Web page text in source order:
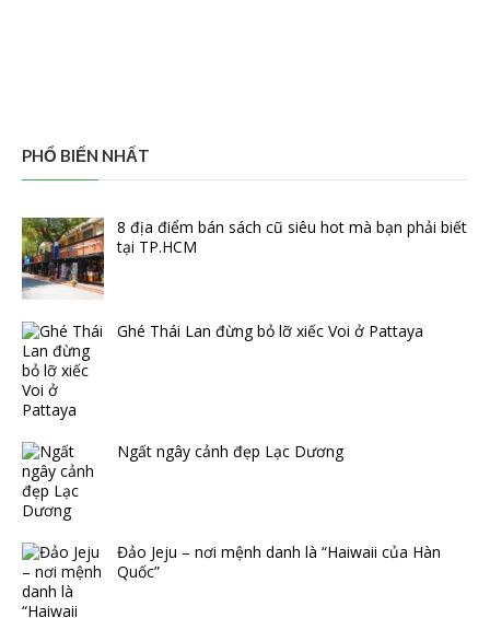
PHỔ BIẾN NHẤT
8 địa điểm bán sách cũ siêu hot mà bạn phải biết
tại TP.HCM
Ghé Thái Lan đừng bỏ lỡ xiếc Voi ở Pattaya
Ngất ngây cảnh đẹp Lạc Dương
Đảo Jeju – nơi mệnh danh là “Haiwaii của Hàn
Quốc”